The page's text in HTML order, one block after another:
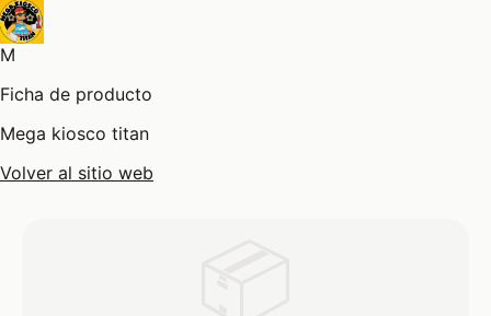
M
Ficha de producto
Mega kiosco titan
Volver al sitio web